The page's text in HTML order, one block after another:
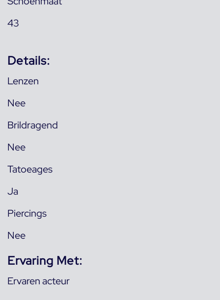
43
Details:
Lenzen
Nee
Brildragend
Nee
Tatoeages
Ja
Piercings
Nee
Ervaring Met:
Ervaren acteur